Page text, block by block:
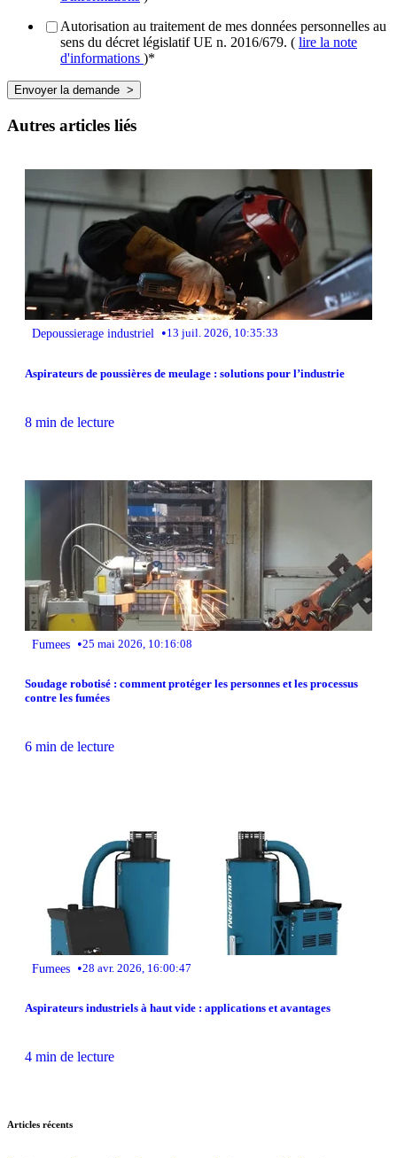
Autorisation au traitement de mes données personnelles au
sens du décret législatif UE n. 2016/679. ( lire la note
d'informations )*
Autres articles liés
Depoussierage industriel •13 juil. 2026, 10:35:33
Aspirateurs de poussières de meulage : solutions pour l’industrie
8 min de lecture
Fumees •25 mai 2026, 10:16:08
Soudage robotisé : comment protéger les personnes et les processus
contre les fumées
6 min de lecture
Fumees •28 avr. 2026, 16:00:47
Aspirateurs industriels à haut vide : applications et avantages
4 min de lecture
Articles récents